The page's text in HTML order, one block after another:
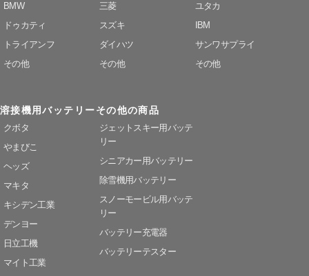
BMW
ドゥカティ
トライアンフ
その他
三菱
スズキ
ダイハツ
その他
ユタカ
IBM
サンワサプライ
その他
溶接機用バッテリー
クボタ
やまびこ
ヘッズ
マキタ
キシデン工業
デンヨー
日立工機
マイト工業
その他の商品
ジェットスキー用バッテ
リー
シニアカー用バッテリー
除雪機用バッテリー
スノーモービル用バッテ
リー
バッテリー充電器
バッテリーテスター